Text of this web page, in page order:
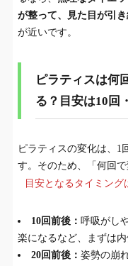
度はどう考えるべ
ピラティス1年
けQ&A
9.
が整って、見た目が引
が近いです。
ピラティスは何
る？目安は10回
ピラティスの変化は、1
す。そのため、「何回
目安となるタイミング
10回前後： 呼吸がし
楽になるなど、まずは
20回前後： 姿勢の崩